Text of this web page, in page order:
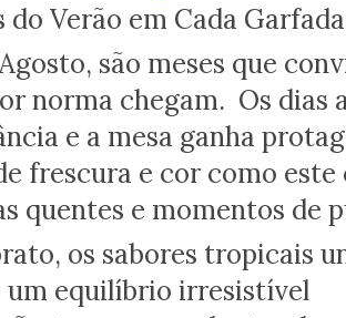
do Verão em Cada
são meses que
norma chegam. Os dias
e a mesa ganha
frescura e cor como
quentes e momentos de
os sabores tropicais
um equilíbrio irresistível